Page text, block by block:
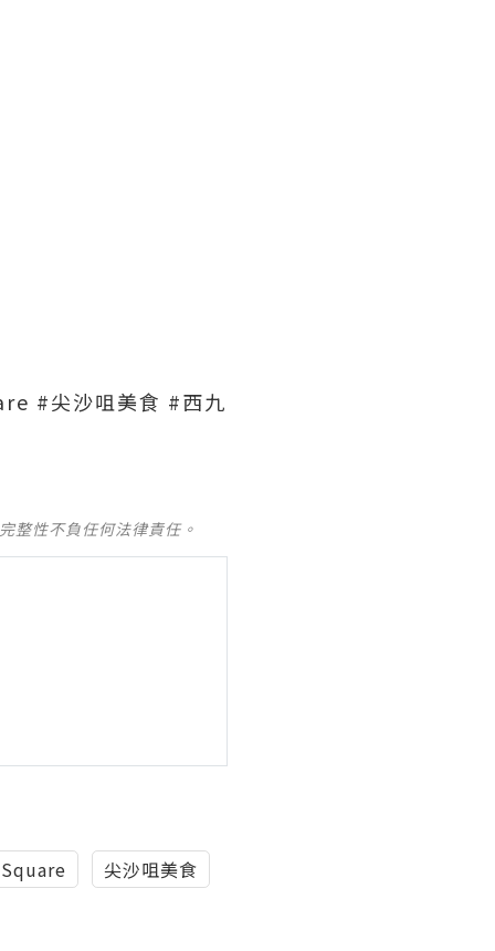
#尖沙咀美食 #西九
整性不負任何法律責任。
尖沙咀美食